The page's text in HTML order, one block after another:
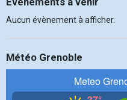
Aucun évènement à afficher.
Météo Grenoble